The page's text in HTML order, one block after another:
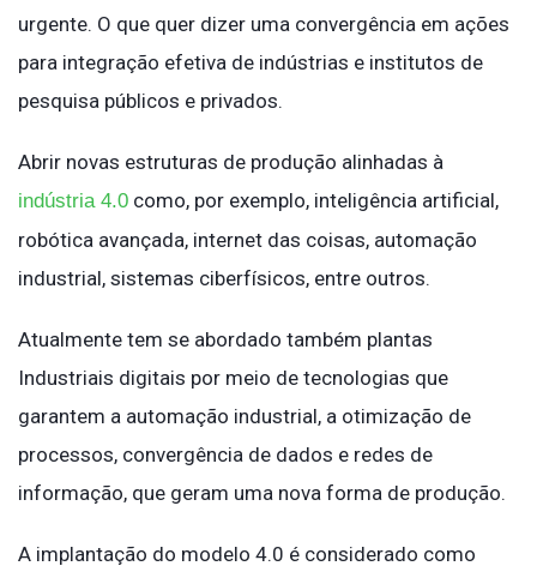
urgente. O que quer dizer uma convergência em ações
para integração efetiva de indústrias e institutos de
pesquisa públicos e privados.
Abrir novas estruturas de produção alinhadas à
indústria 4.0 como, por exemplo, inteligência artificial,
robótica avançada, internet das coisas, automação
industrial, sistemas ciberfísicos, entre outros.
Atualmente tem se abordado também plantas
Industriais digitais por meio de tecnologias que
garantem a automação industrial, a otimização de
processos, convergência de dados e redes de
informação, que geram uma nova forma de produção.
A implantação do modelo 4.0 é considerado como